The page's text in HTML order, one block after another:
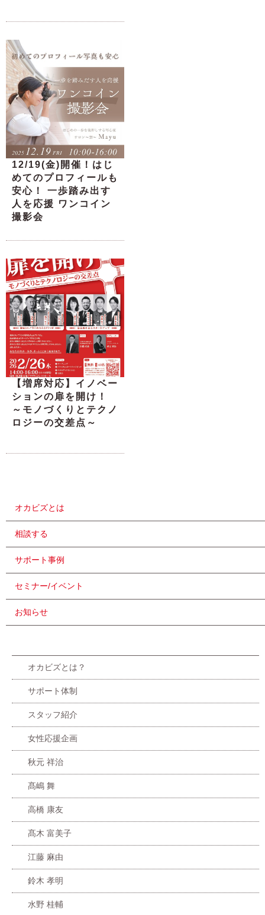
12/19(金)開催！はじ
めてのプロフィールも
安心！ 一歩踏み出す
人を応援 ワンコイン
撮影会
【増席対応】イノベー
ションの扉を開け！
～モノづくりとテクノ
ロジーの交差点～
オカビズとは
相談する
サポート事例
セミナー/イベント
お知らせ
オカビズとは？
サポート体制
スタッフ紹介
女性応援企画
秋元 祥治
髙嶋 舞
高橋 康友
髙木 富美子
江藤 麻由
鈴木 孝明
水野 桂輔